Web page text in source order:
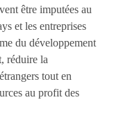
être imputées au
et les entreprises
du développement
réduire la
tout en
au profit des